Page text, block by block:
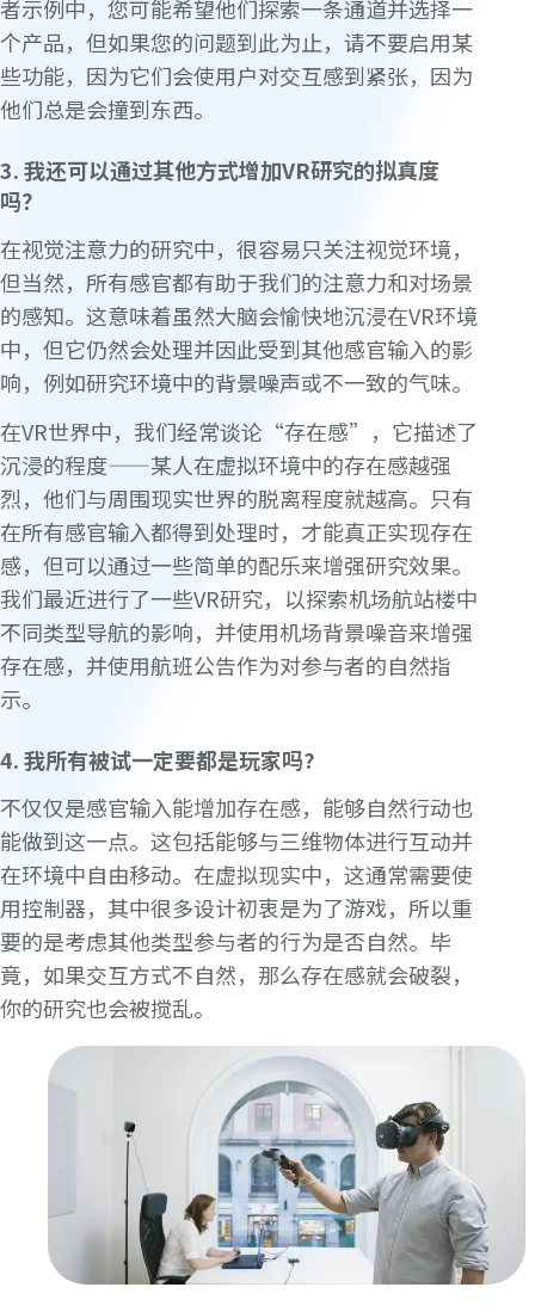
者示例中，您可能希望他们探索一条通道并选择一
个产品，但如果您的问题到此为止，请不要启用某
些功能，因为它们会使用户对交互感到紧张，因为
他们总是会撞到东西。
3. 我还可以通过其他方式增加VR研究的拟真度
吗？
在视觉注意力的研究中，很容易只关注视觉环境，
但当然，所有感官都有助于我们的注意力和对场景
的感知。这意味着虽然大脑会愉快地沉浸在VR环境
中，但它仍然会处理并因此受到其他感官输入的影
响，例如研究环境中的背景噪声或不一致的气味。
在VR世界中，我们经常谈论“存在感”，它描述了
沉浸的程度——某人在虚拟环境中的存在感越强
烈，他们与周围现实世界的脱离程度就越高。只有
在所有感官输入都得到处理时，才能真正实现存在
感，但可以通过一些简单的配乐来增强研究效果。
我们最近进行了一些VR研究，以探索机场航站楼中
不同类型导航的影响，并使用机场背景噪音来增强
存在感，并使用航班公告作为对参与者的自然指
示。
4. 我所有被试一定要都是玩家吗?
不仅仅是感官输入能增加存在感，能够自然行动也
能做到这一点。这包括能够与三维物体进行互动并
在环境中自由移动。在虚拟现实中，这通常需要使
用控制器，其中很多设计初衷是为了游戏，所以重
要的是考虑其他类型参与者的行为是否自然。毕
竟，如果交互方式不自然，那么存在感就会破裂，
你的研究也会被搅乱。